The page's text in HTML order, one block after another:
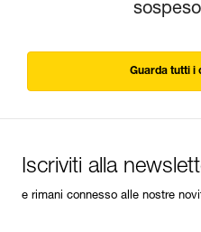
Guarda tutti i
Iscriviti alla
e rimani connesso alle nostre